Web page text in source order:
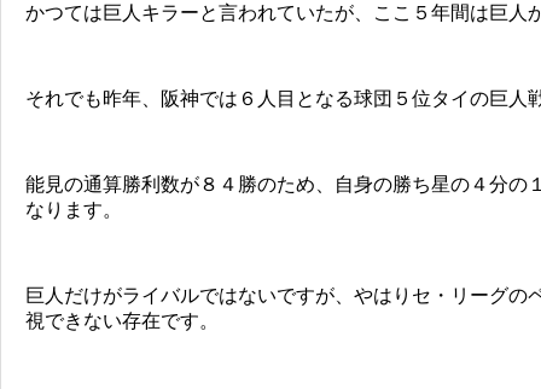
かつては巨人キラーと言われていたが、ここ５年間は巨人
それでも昨年、阪神では６人目となる球団５位タイの巨人
能見の通算勝利数が８４勝のため、自身の勝ち星の４分の
なります。
巨人だけがライバルではないですが、やはりセ・リーグの
視できない存在です。